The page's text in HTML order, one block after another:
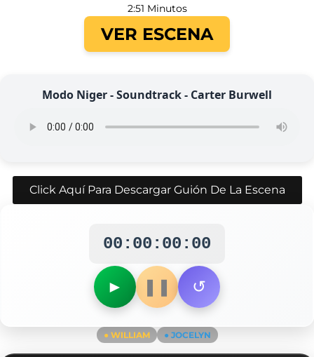
2:51 Minutos
VER ESCENA
Modo Niger - Soundtrack - Carter Burwell
Click Aquí Para Descargar Guión De La Escena
00:00:00:00
► ❚❚ ↺
● WILLIAM ● JOCELYN